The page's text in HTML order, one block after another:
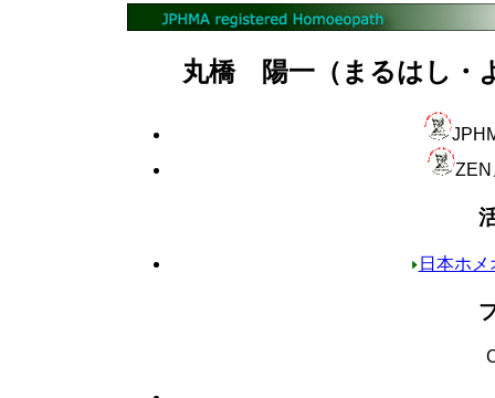
丸橋 陽一（まるはし・
ZEN
日本ホ